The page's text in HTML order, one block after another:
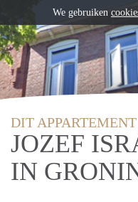
DIT
JOZEF
IN
We gebruiken